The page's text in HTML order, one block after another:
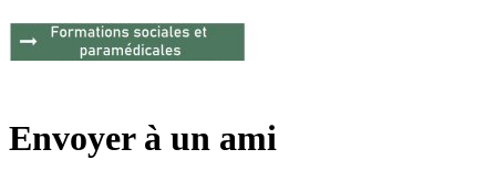
Envoyer à un ami